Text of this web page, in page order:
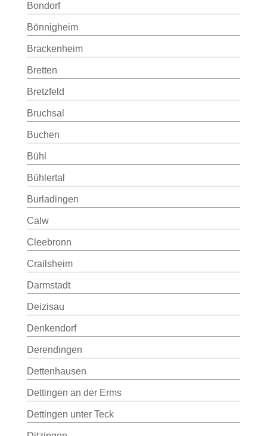
Bondorf
Bönnigheim
Brackenheim
Bretten
Bretzfeld
Bruchsal
Buchen
Bühl
Bühlertal
Burladingen
Calw
Cleebronn
Crailsheim
Darmstadt
Deizisau
Denkendorf
Derendingen
Dettenhausen
Dettingen an der Erms
Dettingen unter Teck